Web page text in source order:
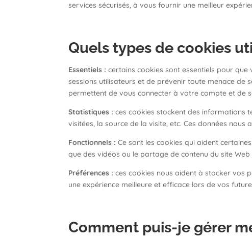
services sécurisés, à vous fournir une meilleur
Quels types de cookies
Essentiels : certains cookies sont essentiels pour
sessions utilisateurs et de prévenir toute menace de
permettent de vous connecter à votre compte et de
Statistiques : ces cookies stockent des informations
visitées, la source de la visite, etc. Ces données
Fonctionnels : Ce sont les cookies qui aident
que des vidéos ou le partage de contenu du site
Préférences : ces cookies nous aident à stocker vos
une expérience meilleure et efficace lors de vos
Comment puis-je gérer